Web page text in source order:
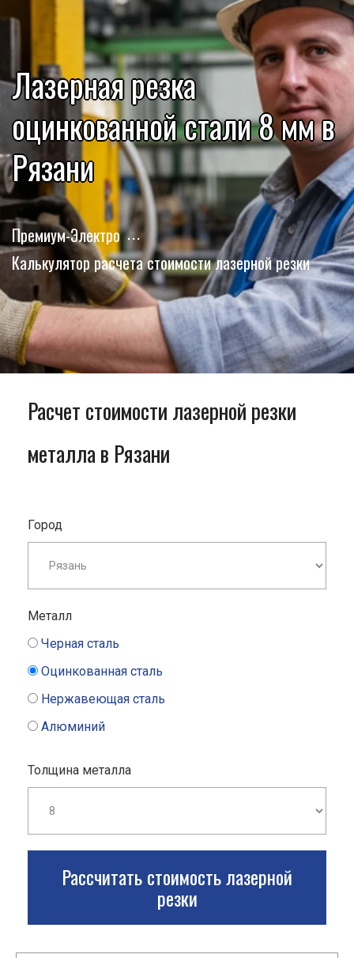
Лазерная резка
оцинкованной стали 8 мм в
Рязани
Премиум-Электро
Калькулятор расчета стоимости лазерной резки
Расчет стоимости лазерной резки
металла в Рязани
Город
Металл
Черная сталь
Оцинкованная сталь
Нержавеющая сталь
Алюминий
Толщина металла
Рассчитать стоимость лазерной
резки